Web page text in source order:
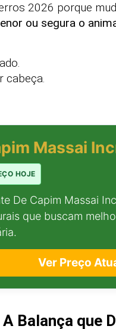
2026 porque
ou segura o
cabeça.
Massai
HOJE
De Capim Massai
que buscam
Ver Preço
Balança que